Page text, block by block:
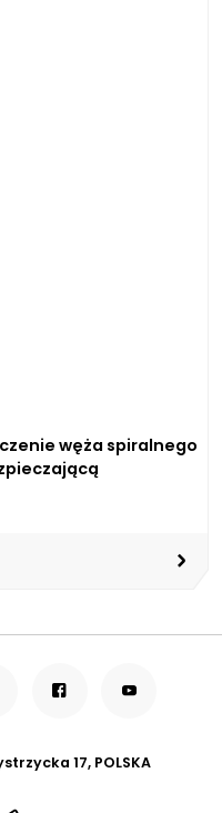
węża spiralnego
17, POLSKA